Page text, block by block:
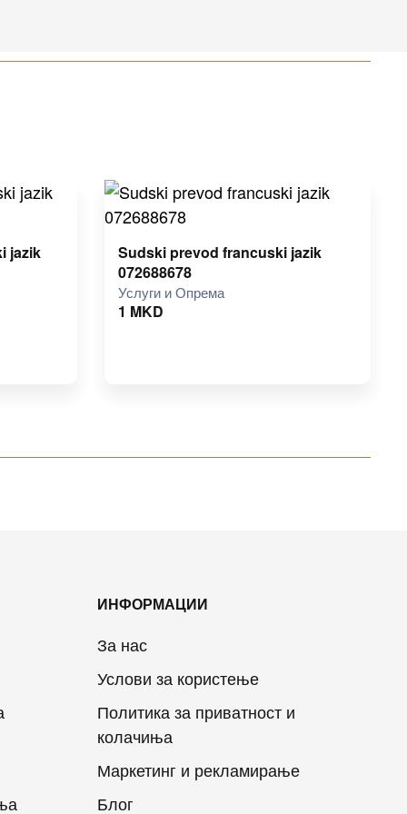
jazik
Sudski prevod francuski jazik
072688678
Услуги и Опрема
1 MKD
ИНФОРМАЦИИ
За нас
Услови за користење
Политика за приватност и
колачиња
Маркетинг и рекламирање
Блог